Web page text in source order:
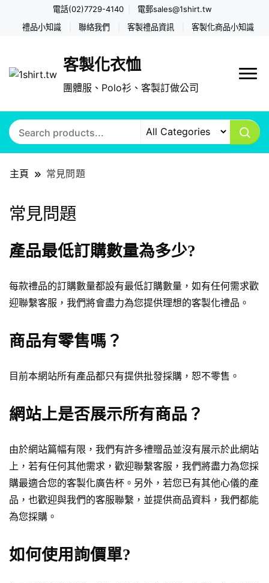
電話(02)7729-4140 電郵sales@1shirt.tw
禮品小知識 聯絡我們 客製禮品資訊 客製化商品小知識
客製化衣恤
團體服、Polo衫、客製訂做公司
主頁 常見問題
常見問題
產品最低訂購數量為多少?
每款禮品的訂購數量都設有最低訂購數量，如有任何需求歡
迎聯繫客服，我們將會盡力為您提供理想的客製化禮品。
商品有零售嗎？
目前本網站所有產品都只有提供批發採購，恕不零售。
網站上是否展示所有商品 ？
由於網站篇幅有限，我們有許多禮贈品並沒有展示於此網站
上，若有任何其他需求，歡迎聯繫客服，我們將盡力為您採
購最適合您的客製化廣告杯。另外，若您已有其他心儀的產
品，也歡迎與我們的客服聯繫，並提供商品資料，我們都能
為您採購。
如何使用詢價單?